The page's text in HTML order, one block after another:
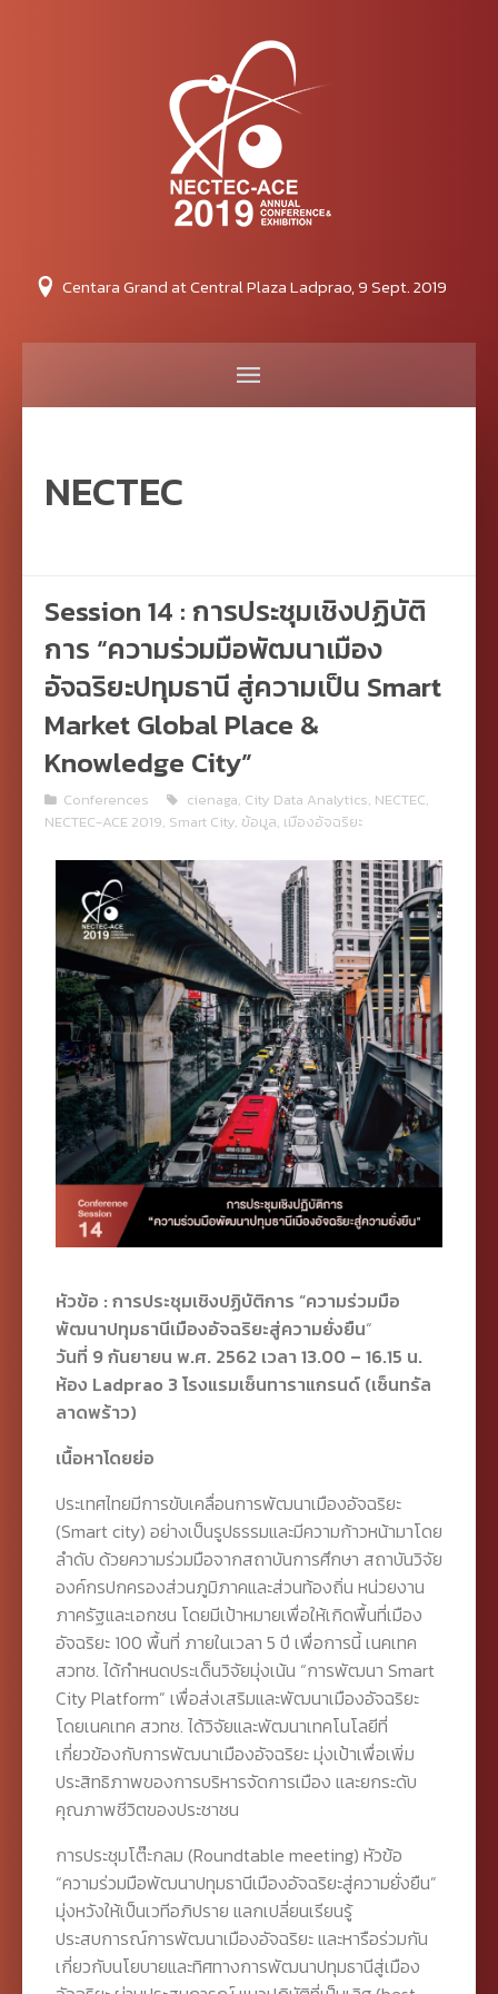
Centara Grand at Central Plaza Ladprao, 9 Sept. 2019
NECTEC
Session 14 : การประชุมเชิงปฏิบัติ
การ “ความร่วมมือพัฒนาเมือง
อัจฉริยะปทุมธานี สู่ความเป็น Smart
Market Global Place &
Knowledge City”
Conferences cienaga, City Data Analytics, NECTEC,
NECTEC-ACE 2019, Smart City, ข้อมูล, เมืองอัจฉริยะ
หัวข้อ : การประชุมเชิงปฏิบัติการ “ความร่วมมือ
พัฒนาปทุมธานีเมืองอัจฉริยะสู่ความยั่งยืน“
วันที่ 9 กันยายน พ.ศ. 2562 เวลา 13.00 – 16.15 น.
ห้อง Ladprao 3 โรงแรมเซ็นทาราแกรนด์ (เซ็นทรัล
ลาดพร้าว)
เนื้อหาโดยย่อ
ประเทศไทยมีการขับเคลื่อนการพัฒนาเมืองอัจฉริยะ
(Smart city) อย่างเป็นรูปธรรมและมีความก้าวหน้ามาโดย
ลำดับ ด้วยความร่วมมือจากสถาบันการศึกษา สถาบันวิจัย
องค์กรปกครองส่วนภูมิภาคและส่วนท้องถิ่น หน่วยงาน
ภาครัฐและเอกชน โดยมีเป้าหมายเพื่อให้เกิดพื้นที่เมือง
อัจฉริยะ 100 พื้นที่ ภายในเวลา 5 ปี เพื่อการนี้ เนคเทค
สวทช. ได้กำหนดประเด็นวิจัยมุ่งเน้น “การพัฒนา Smart
City Platform” เพื่อส่งเสริมและพัฒนาเมืองอัจฉริยะ
โดยเนคเทค สวทช. ได้วิจัยและพัฒนาเทคโนโลยีที่
เกี่ยวข้องกับการพัฒนาเมืองอัจฉริยะ มุ่งเป้าเพื่อเพิ่ม
ประสิทธิภาพของการบริหารจัดการเมือง และยกระดับ
คุณภาพชีวิตของประชาชน
การประชุมโต๊ะกลม (Roundtable meeting) หัวข้อ
“ความร่วมมือพัฒนาปทุมธานีเมืองอัจฉริยะสู่ความยั่งยืน”
มุ่งหวังให้เป็นเวทีอภิปราย แลกเปลี่ยนเรียนรู้
ประสบการณ์การพัฒนาเมืองอัจฉริยะ และหารือร่วมกัน
เกี่ยวกับนโยบายและทิศทางการพัฒนาปทุมธานีสู่เมือง